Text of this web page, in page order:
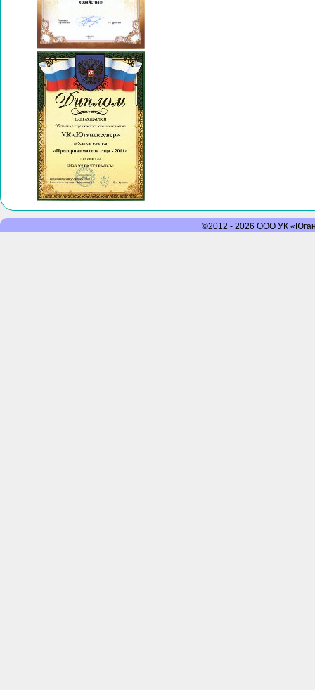
©2012 - 2026 ООО УК